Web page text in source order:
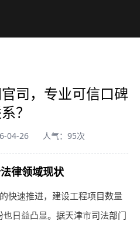
司，专业可信口碑
？
04-26 人气：95次
律领域现状
快速推进，建设工程项目数量
日益凸显。据天津市司法部门